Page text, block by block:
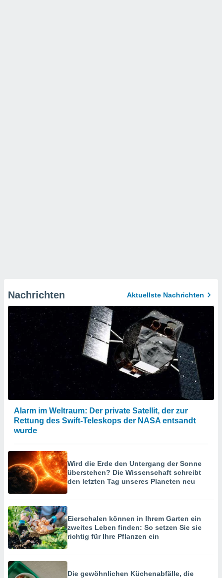
Nachrichten Aktuellste Nachrichten
Alarm im Weltraum: Der private Satellit, der zur
Rettung des Swift-Teleskops der NASA entsandt
wurde
Wird die Erde den Untergang der Sonne
überstehen? Die Wissenschaft schreibt
den letzten Tag unseres Planeten neu
Eierschalen können in Ihrem Garten ein
zweites Leben finden: So setzen Sie sie
richtig für Ihre Pflanzen ein
Die gewöhnlichen Küchenabfälle, die